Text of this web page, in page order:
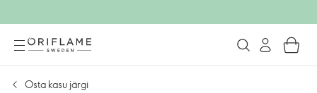
Osta kasu järgi